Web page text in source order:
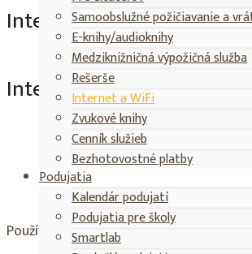
Samoobslužné požičiavanie a
E-knihy/audioknihy
Medziknižničná výpožičná služba
Rešerše
Internet a WiFi
Zvukové knihy
Cenník služieb
Bezhotovostné platby
Podujatia
Kalendár podujatí
Podujatia pre školy
Smartlab
Internet a WiFi
Internet a WiFi
Používateľom umožňujeme prístup na